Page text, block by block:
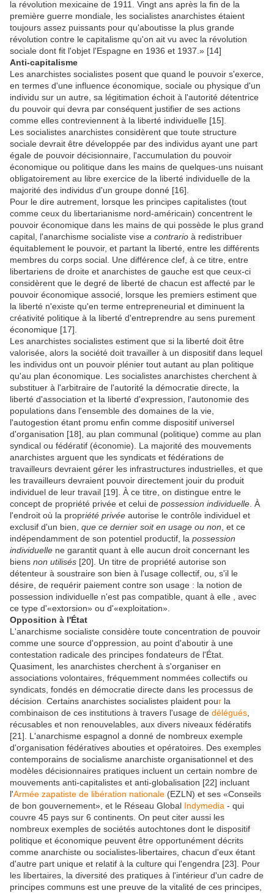
la révolution mexicaine de 1911. Vingt ans après la fin de la
première guerre mondiale, les socialistes anarchistes étaient
toujours assez puissants pour qu'aboutisse la plus grande
révolution contre le capitalisme qu'on ait vu avec la révolution
sociale dont fit l'objet l'Espagne en 1936 et 1937.» [14]
Anti-capitalisme
Les anarchistes socialistes posent que quand le pouvoir s'exerce,
en termes d'une influence économique, sociale ou physique d'un
individu sur un autre, sa légitimation échoit à l'autorité détentrice
du pouvoir qui devra par conséquent justifier de ses actions
comme elles contreviennent à la liberté individuelle [15].
Les socialistes anarchistes considèrent que toute structure
sociale devrait être développée par des individus ayant une part
égale de pouvoir décisionnaire, l'accumulation du pouvoir
économique ou politique dans les mains de quelques-uns nuisant
obligatoirement au libre exercice de la liberté individuelle de la
majorité des individus d'un groupe donné [16].
Pour le dire autrement, lorsque les principes capitalistes (tout
comme ceux du libertarianisme nord-américain) concentrent le
pouvoir économique dans les mains de qui possède le plus grand
capital, l'anarchisme socialiste vise a contrario à redistribuer
équitablement le pouvoir, et partant la liberté, entre les différents
membres du corps social. Une différence clef, à ce titre, entre
libertariens de droite et anarchistes de gauche est que ceux-ci
considèrent que le degré de liberté de chacun est affecté par le
pouvoir économique associé, lorsque les premiers estiment que
la liberté n'existe qu'en terme entrepreneurial et diminuent la
créativité politique à la liberté d'entreprendre au sens purement
économique [17].
Les anarchistes socialistes estiment que si la liberté doit être
valorisée, alors la société doit travailler à un dispositif dans lequel
les individus ont un pouvoir plénier tout autant au plan politique
qu'au plan économique. Les socialistes anarchistes cherchent à
substituer à l'arbitraire de l'autorité la démocratie directe, la
liberté d'association et la liberté d'expression, l'autonomie des
populations dans l'ensemble des domaines de la vie,
l'autogestion étant promu enfin comme dispositif universel
d'organisation [18], au plan communal (politique) comme au plan
syndical ou fédératif (économie). La majorité des mouvements
anarchistes arguent que les syndicats et fédérations de
travailleurs devraient gérer les infrastructures industrielles, et que
les travailleurs devraient pouvoir directement jouir du produit
individuel de leur travail [19]. À ce titre, on distingue entre le
concept de propriété privée et celui de possession individuelle . À
l'endroit où la propriété privée autorise le contrôle individuel et
exclusif d'un bien, que ce dernier soit en usage ou non , et ce
indépendamment de son potentiel productif, la possession
individuelle ne garantit quant à elle aucun droit concernant les
biens non utilisés [20]. Un titre de propriété autorise son
détenteur à soustraire son bien à l'usage collectif, ou, s'il le
désire, de requérir paiement contre son usage : la notion de
possession individuelle n'est pas compatible, quant à elle , avec
ce type d'«extorsion» ou d'«exploitation».
Opposition à l'État
L'anarchisme socialiste considère toute concentration de pouvoir
comme une source d'oppression, au point d'aboutir à une
contestation radicale des principes fondateurs de l'État.
Quasiment, les anarchistes cherchent à s'organiser en
associations volontaires, fréquemment nommées collectifs ou
syndicats, fondés en démocratie directe dans les processus de
décision Certains anarchistes socialistes plaident pour la
combinaison de ces institutions à travers l'usage de délégués
récusables et non renouvelables, aux divers niveaux fédératifs
[21]. L'anarchisme espagnol a donné de nombreux exemple
d'organisation fédératives abouties et opératoires. Des exemples
contemporains de socialisme anarchiste organisationnel et des
modèles décisionnaires pratiques incluent un certain nombre de
mouvements anti-capitalistes et anti-globalisation [22] incluant
l'Armée zapatiste de libération nationale (EZLN) et ses «Conseils
de bon gouvernement», et le Réseau Global Indymedia - qui
couvre 45 pays sur 6 continents. On peut citer aussi les
nombreux exemples de sociétés autochtones dont le dispositif
politique et économique peuvent être opportunément décrits
comme anarchiste ou socialistes-libertaires, chacun d'eux étant
d'autre part unique et relatif à la culture qui l'engendra [23]. Pour
les libertaires, la diversité des pratiques à l'intérieur d'un cadre de
principes communs est une preuve de la vitalité de ces principes,